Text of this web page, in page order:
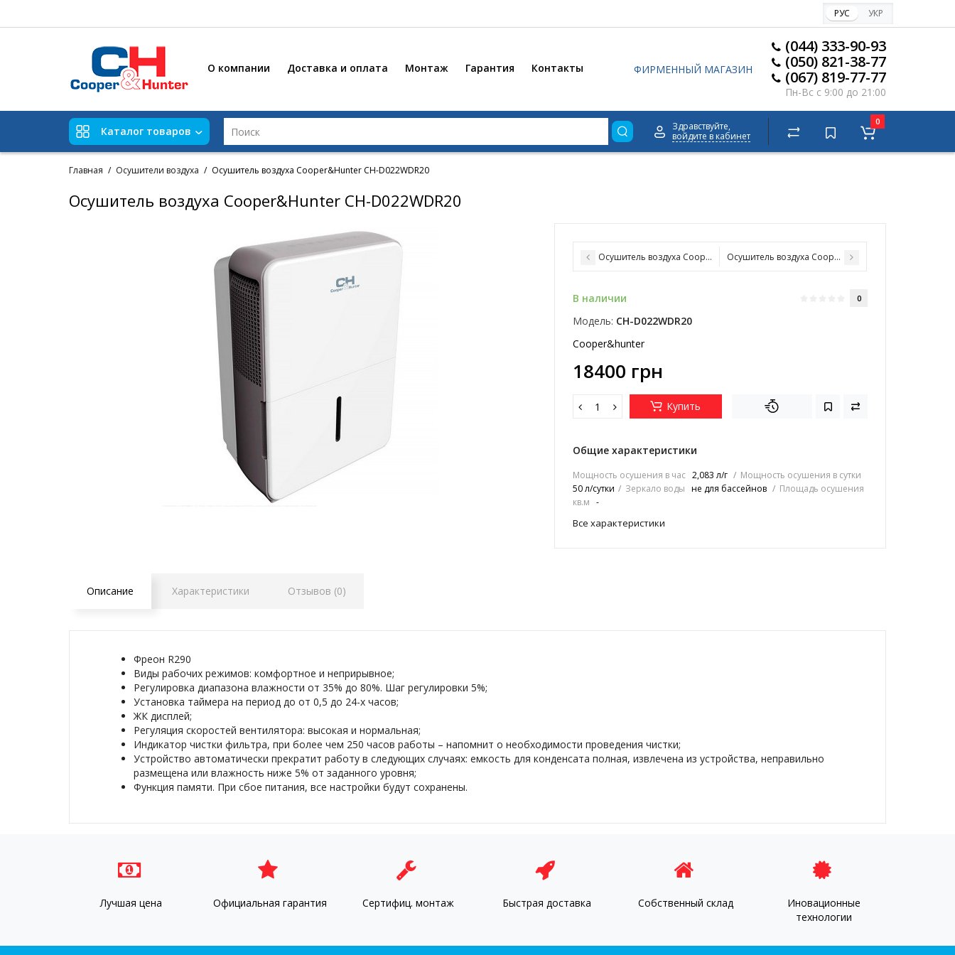
РУС УКР
ФИРМЕННЫЙ МАГАЗИН
(044) 333-90-93
(050) 821-38-77
(067) 819-77-77
Пн-Вс с 9:00 до 21:00
О компании Доставка и оплата Монтаж Гарантия Контакты
Каталог товаров
Здравствуйте,
войдите в кабинет
0
Главная Осушители воздуха Осушитель воздуха Cooper&Hunter CH-D022WDR20
Осушитель воздуха Cooper&Hunter CH-D022WDR20
Осушитель воздуха Cooper&Hunter CH-D014WDR20Осушитель воздуха Cooper&Hunter CH-D90FP
В наличии 0
Модель: CH-D022WDR20
Cooper&hunter
18400 грн
Купить
Общие характеристики
Мощность осушения в час 2,083 л/г
Мощность осушения в сутки
50 л/сутки
Зеркало воды не для бассейнов
Площадь осушения
кв.м -
Все характеристики
Описание Характеристики Отзывов (0)
Фреон R290
Виды рабочих режимов: комфортное и неприрывное;
Регулировка диапазона влажности от 35% до 80%. Шаг регулировки 5%;
Установка таймера на период до от 0,5 до 24-х часов;
ЖК дисплей;
Регуляция скоростей вентилятора: высокая и нормальная;
Индикатор чистки фильтра, при более чем 250 часов работы – напомнит о необходимости проведения чистки;
Устройство автоматически прекратит работу в следующих случаях: емкость для конденсата полная, извлечена из устройства, неправильно
размещена или влажность ниже 5% от заданного уровня;
Функция памяти. При сбое питания, все настройки будут сохранены.
Лучшая цена Официальная гарантия Сертифиц. монтаж Быстрая доставка Собственный склад
Иновационные
технологии